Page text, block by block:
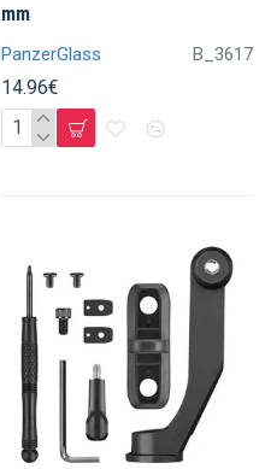
PanzerGlass B_3617
mm
14.96€